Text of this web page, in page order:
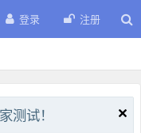
登录 注册
测试！